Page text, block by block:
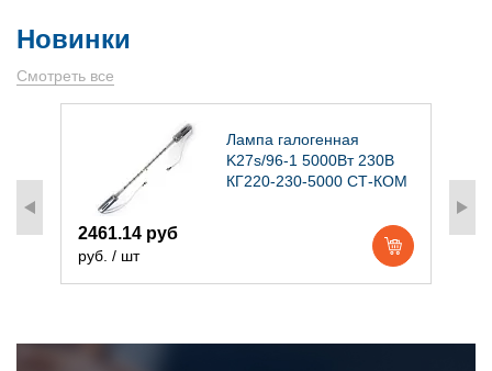
Новинки
Смотреть все
Лампа галогенная
K27s/96-1 5000Вт 230В
КГ220-230-5000 СТ-КОМ
2461.14 руб
руб. / шт